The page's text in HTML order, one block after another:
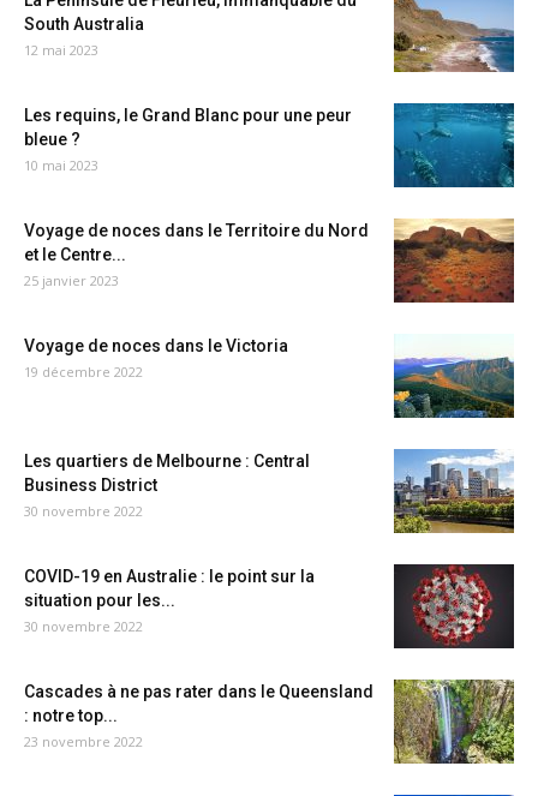
South Australia
12 mai 2023
Les requins, le Grand Blanc pour une peur
bleue ?
10 mai 2023
Voyage de noces dans le Territoire du Nord
et le Centre...
25 janvier 2023
Voyage de noces dans le Victoria
19 décembre 2022
Les quartiers de Melbourne : Central
Business District
30 novembre 2022
COVID-19 en Australie : le point sur la
situation pour les...
30 novembre 2022
Cascades à ne pas rater dans le Queensland
: notre top...
23 novembre 2022